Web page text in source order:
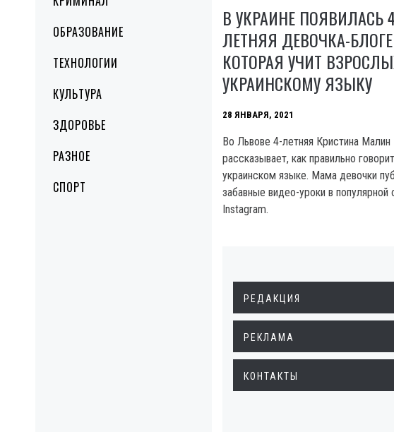
ОБРАЗОВАНИЕ
ТЕХНОЛОГИИ
КУЛЬТУРА
ЗДОРОВЬЕ
РАЗНОЕ
СПОРТ
В УКРАИНЕ ПОЯВИЛАСЬ
ЛЕТНЯЯ ДЕВОЧКА-
КОТОРАЯ УЧИТ
УКРАИНСКОМУ ЯЗЫКУ
28 ЯНВАРЯ, 2021
Во Львове 4-летняя Кристина Малин
рассказывает, как правильно
украинском языке. Мама девочки
забавные видео-уроки в популярной
Instagram.
РЕДАКЦИЯ
РЕКЛАМА
КОНТАКТЫ